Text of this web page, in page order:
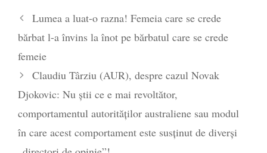
Părintele mărturisitor Constantin
Mănăstirea Cernica
Lumea a luat-o razna! Femeia care se crede
bărbat l-a învins la înot pe bărbatul care se crede
femeie
Claudiu Târziu (AUR), despre cazul Novak
Djokovic: Nu știi ce e mai revoltător,
comportamentul autorităților australiene sau modul
în care acest comportament este susținut de diverși